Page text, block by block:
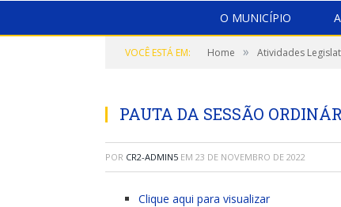
O MUNICÍPIO
VOCÊ ESTÁ EM: Home » Atividades
PAUTA DA SESSÃO
POR CR2-ADMIN5 EM 23 DE NOVEMBRO DE 2022
Clique aqui para visualizar